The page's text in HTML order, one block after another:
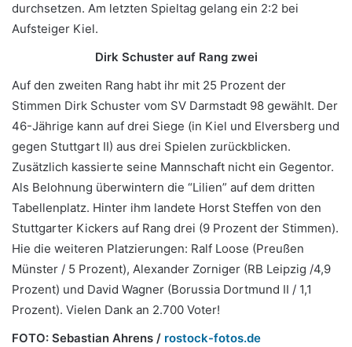
durchsetzen. Am letzten Spieltag gelang ein 2:2 bei
Aufsteiger Kiel.
Dirk Schuster auf Rang zwei
Auf den zweiten Rang habt ihr mit 25 Prozent der
Stimmen Dirk Schuster vom SV Darmstadt 98 gewählt. Der
46-Jährige kann auf drei Siege (in Kiel und Elversberg und
gegen Stuttgart II) aus drei Spielen zurückblicken.
Zusätzlich kassierte seine Mannschaft nicht ein Gegentor.
Als Belohnung überwintern die “Lilien” auf dem dritten
Tabellenplatz. Hinter ihm landete Horst Steffen von den
Stuttgarter Kickers auf Rang drei (9 Prozent der Stimmen).
Hie die weiteren Platzierungen: Ralf Loose (Preußen
Münster / 5 Prozent), Alexander Zorniger (RB Leipzig /4,9
Prozent) und David Wagner (Borussia Dortmund II / 1,1
Prozent). Vielen Dank an 2.700 Voter!
FOTO: Sebastian Ahrens / rostock-fotos.de